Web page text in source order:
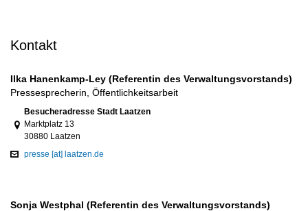
Kontakt
Ilka Hanenkamp-Ley (Referentin des Verwaltungsvorstands)
Pressesprecherin, Öffentlichkeitsarbeit
Link zur Google-Maps Navigation
Besucheradresse Stadt Laatzen
Marktplatz 13
30880 Laatzen
presse [at] laatzen.de
Sonja Westphal (Referentin des Verwaltungsvorstands)